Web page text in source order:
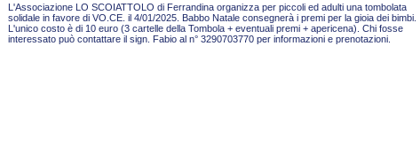
L'Associazione LO SCOIATTOLO di Ferrandina organizza per piccoli ed adulti una tombolata
solidale in favore di VO.CE. il 4/01/2025. Babbo Natale consegnerà i premi per la gioia dei bimbi.
L'unico costo è di 10 euro (3 cartelle della Tombola + eventuali premi + apericena). Chi fosse
interessato può contattare il sign. Fabio al n° 3290703770 per informazioni e prenotazioni.